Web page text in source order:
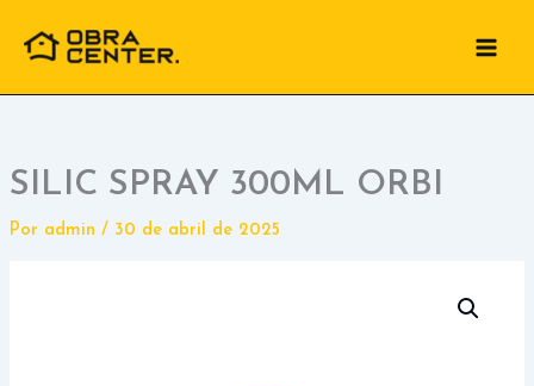
para
conteúdo
SILIC SPRAY 300ML ORBI
Por admin / 30 de abril de 2025